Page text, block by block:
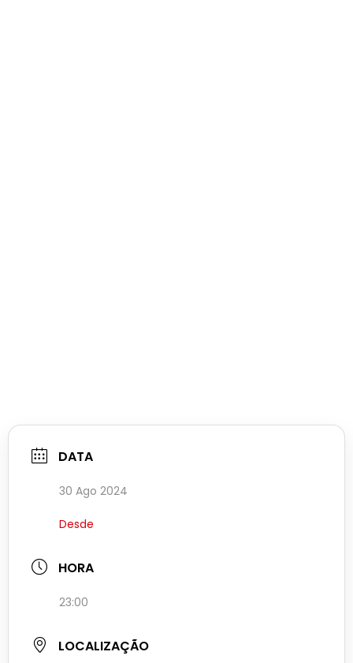
DATA
30 Ago 2024
Desde
HORA
23:00
LOCALIZAÇÃO